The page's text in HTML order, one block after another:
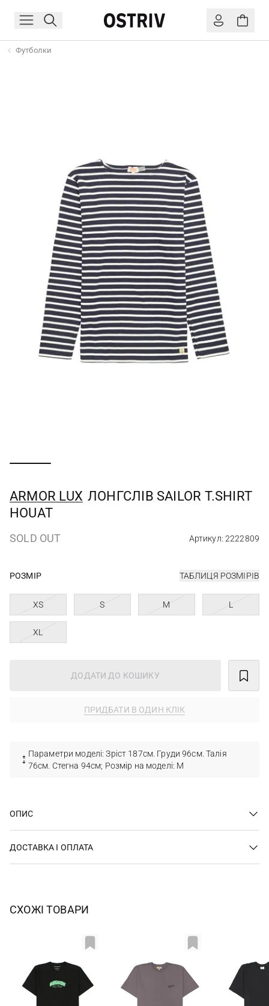
Футболки
ARMOR LUX ЛОНГСЛІВ SAILOR T.SHIRT
HOUAT
SOLD OUT Артикул: 2222809
РОЗМІР ТАБЛИЦЯ РОЗМІРІВ
XS S M L
XL
ДОДАТИ ДО КОШИКУ
ПРИДБАТИ В ОДИН КЛІК
Параметри моделі: Зріст 187см. Груди 96см. Талія
76см. Стегна 94см; Розмір на моделі: М
ОПИС
ДОСТАВКА І ОПЛАТА
СХОЖІ ТОВАРИ